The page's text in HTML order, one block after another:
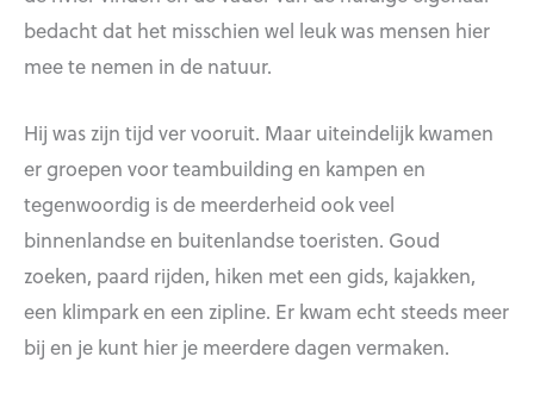
bedacht dat het misschien wel leuk was mensen hier
mee te nemen in de natuur.
Hij was zijn tijd ver vooruit. Maar uiteindelijk kwamen
er groepen voor teambuilding en kampen en
tegenwoordig is de meerderheid ook veel
binnenlandse en buitenlandse toeristen. Goud
zoeken, paard rijden, hiken met een gids, kajakken,
een klimpark en een zipline. Er kwam echt steeds meer
bij en je kunt hier je meerdere dagen vermaken.